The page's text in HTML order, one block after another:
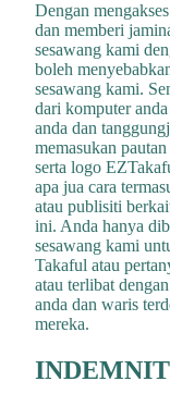
Dengan
dan memberi
sesawang kami
boleh
sesawang kami.
dari komputer
anda dan
memasukan
serta logo
apa jua cara
atau publisiti
ini. Anda hanya
sesawang kami
Takaful atau
atau terlibat
anda dan waris
mereka.